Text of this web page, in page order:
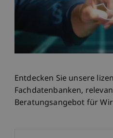
Entdecken Sie unsere
Fachdatenbanken,
Beratungsangebot für